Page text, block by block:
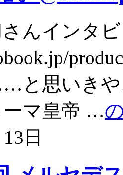
さんインタ
と思いきや
ーマ皇帝 …
日